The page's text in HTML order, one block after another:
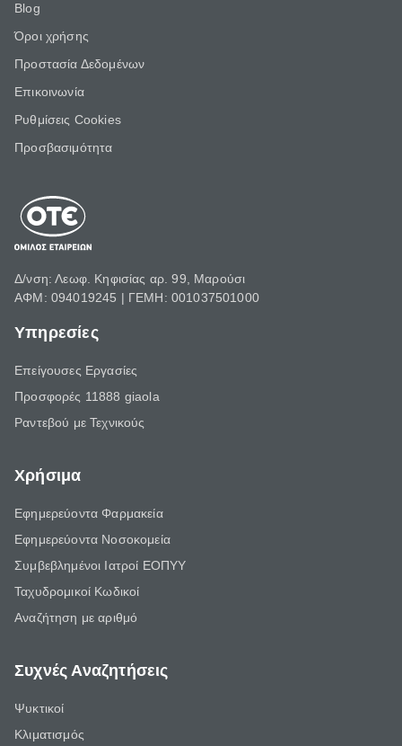
Blog
Όροι χρήσης
Προστασία Δεδομένων
Επικοινωνία
Ρυθμίσεις Cookies
Προσβασιμότητα
Δ/νση: Λεωφ. Κηφισίας αρ. 99, Μαρούσι
ΑΦΜ: 094019245 | ΓΕΜΗ: 001037501000
Υπηρεσίες
Επείγουσες Εργασίες
Προσφορές 11888 giaola
Ραντεβού με Τεχνικούς
Χρήσιμα
Εφημερεύοντα Φαρμακεία
Εφημερεύοντα Νοσοκομεία
Συμβεβλημένοι Ιατροί ΕΟΠΥΥ
Ταχυδρομικοί Κωδικοί
Αναζήτηση με αριθμό
Συχνές Αναζητήσεις
Ψυκτικοί
Κλιματισμός